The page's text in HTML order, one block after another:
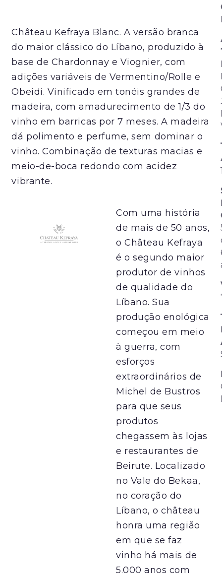
Château Kefraya Blanc. A versão branca
do maior clássico do Líbano, produzido à
base de Chardonnay e Viognier, com
adições variáveis de Vermentino/Rolle e
Obeidi. Vinificado em tonéis grandes de
madeira, com amadurecimento de 1/3 do
vinho em barricas por 7 meses. A madeira
dá polimento e perfume, sem dominar o
vinho. Combinação de texturas macias e
meio-de-boca redondo com acidez
vibrante.
Com uma história
de mais de 50 anos,
o Château Kefraya
é o segundo maior
produtor de vinhos
de qualidade do
Líbano. Sua
produção enológica
começou em meio
à guerra, com
esforços
extraordinários de
Michel de Bustros
para que seus
produtos
chegassem às lojas
e restaurantes de
Beirute. Localizado
no Vale do Bekaa,
no coração do
Líbano, o château
honra uma região
em que se faz
vinho há mais de
5.000 anos com